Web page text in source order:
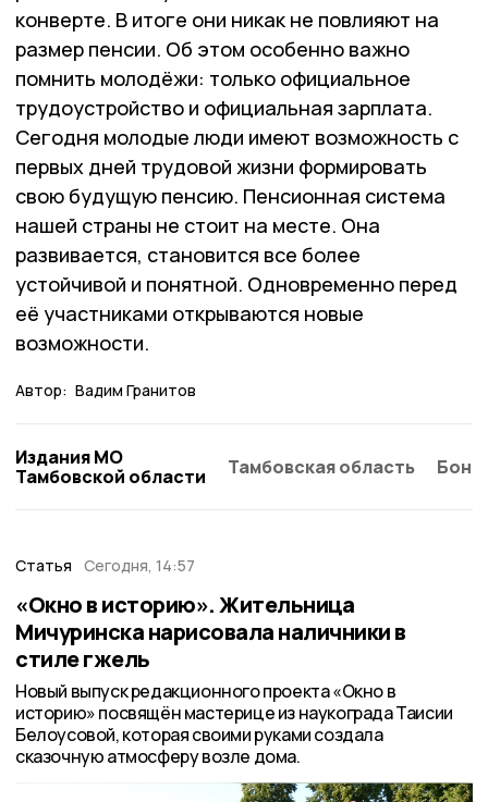
конверте. В итоге они никак не повлияют на
размер пенсии. Об этом особенно важно
помнить молодёжи: только официальное
трудоустройство и официальная зарплата.
Сегодня молодые люди имеют возможность с
первых дней трудовой жизни формировать
свою будущую пенсию. Пенсионная система
нашей страны не стоит на месте. Она
развивается, становится все более
устойчивой и понятной. Одновременно перед
её участниками открываются новые
возможности.
Автор: Вадим Гранитов
Издания МО
Тамбовской области
Тамбовская область
Статья Сегодня, 14:57
«Окно в историю». Жительница
Мичуринска нарисовала наличники в
стиле гжель
Новый выпуск редакционного проекта «Окно в
историю» посвящён мастерице из наукограда Таисии
Белоусовой, которая своими руками создала
сказочную атмосферу возле дома.